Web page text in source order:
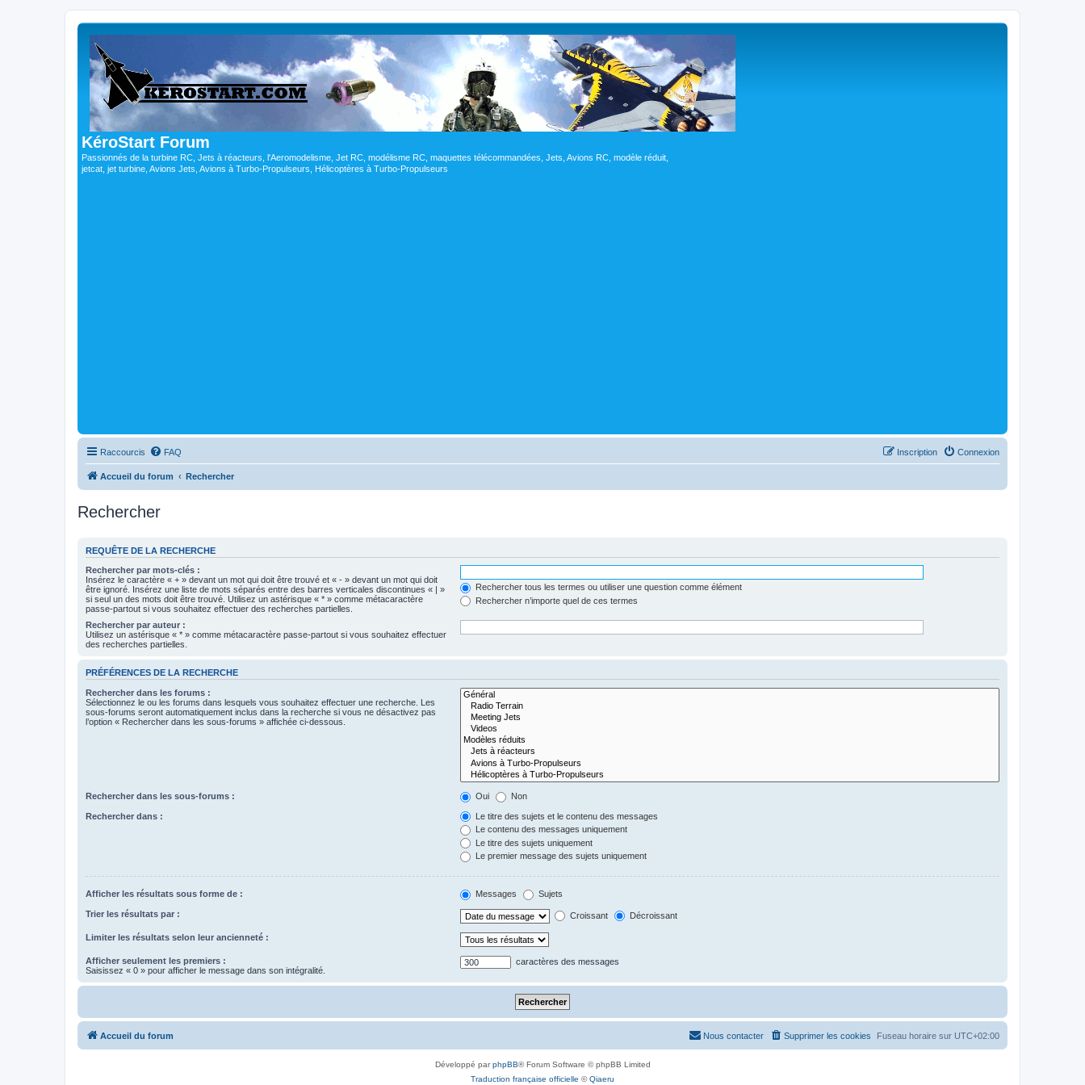
KéroStart Forum
Passionnés de la turbine RC, Jets à réacteurs, l'Aeromodelisme, Jet RC, modélisme RC, maquettes télécommandées, Jets, Avions RC, modèle réduit,
jetcat, jet turbine, Avions Jets, Avions à Turbo-Propulseurs, Hélicoptères à Turbo-Propulseurs
Raccourcis FAQ Connexion
Inscription
Accueil du forum Rechercher
Rechercher
REQUÊTE DE LA RECHERCHE
Rechercher par mots-clés :
Insérez le caractère « + » devant un mot qui doit être trouvé et « - » devant un mot qui doit
être ignoré. Insérez une liste de mots séparés entre des barres verticales discontinues « | »
si seul un des mots doit être trouvé. Utilisez un astérisque « * » comme métacaractère
passe-partout si vous souhaitez effectuer des recherches partielles.
Rechercher tous les termes ou utiliser une question comme élément
Rechercher n’importe quel de ces termes
Rechercher par auteur :
Utilisez un astérisque « * » comme métacaractère passe-partout si vous souhaitez effectuer
des recherches partielles.
PRÉFÉRENCES DE LA RECHERCHE
Rechercher dans les forums :
Sélectionnez le ou les forums dans lesquels vous souhaitez effectuer une recherche. Les
sous-forums seront automatiquement inclus dans la recherche si vous ne désactivez pas
l’option « Rechercher dans les sous-forums » affichée ci-dessous.
Rechercher dans les sous-forums : Oui Non
Rechercher dans :
Le titre des sujets et le contenu des messages
Le contenu des messages uniquement
Le titre des sujets uniquement
Le premier message des sujets uniquement
Afficher les résultats sous forme de : Messages Sujets
Trier les résultats par : Croissant Décroissant
Limiter les résultats selon leur ancienneté :
Afficher seulement les premiers :
Saisissez « 0 » pour afficher le message dans son intégralité.
caractères des messages
Accueil du forum Fuseau horaire sur UTC+02:00
Supprimer les cookies
Nous contacter
Développé parphpBB® Forum Software © phpBB Limited
Traduction française officielle ©Qiaeru